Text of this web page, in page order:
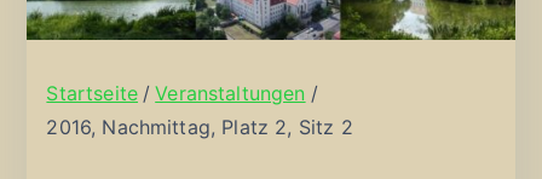
Startseite
Veranstaltungen
2016, Nachmittag, Platz 2, Sitz 2